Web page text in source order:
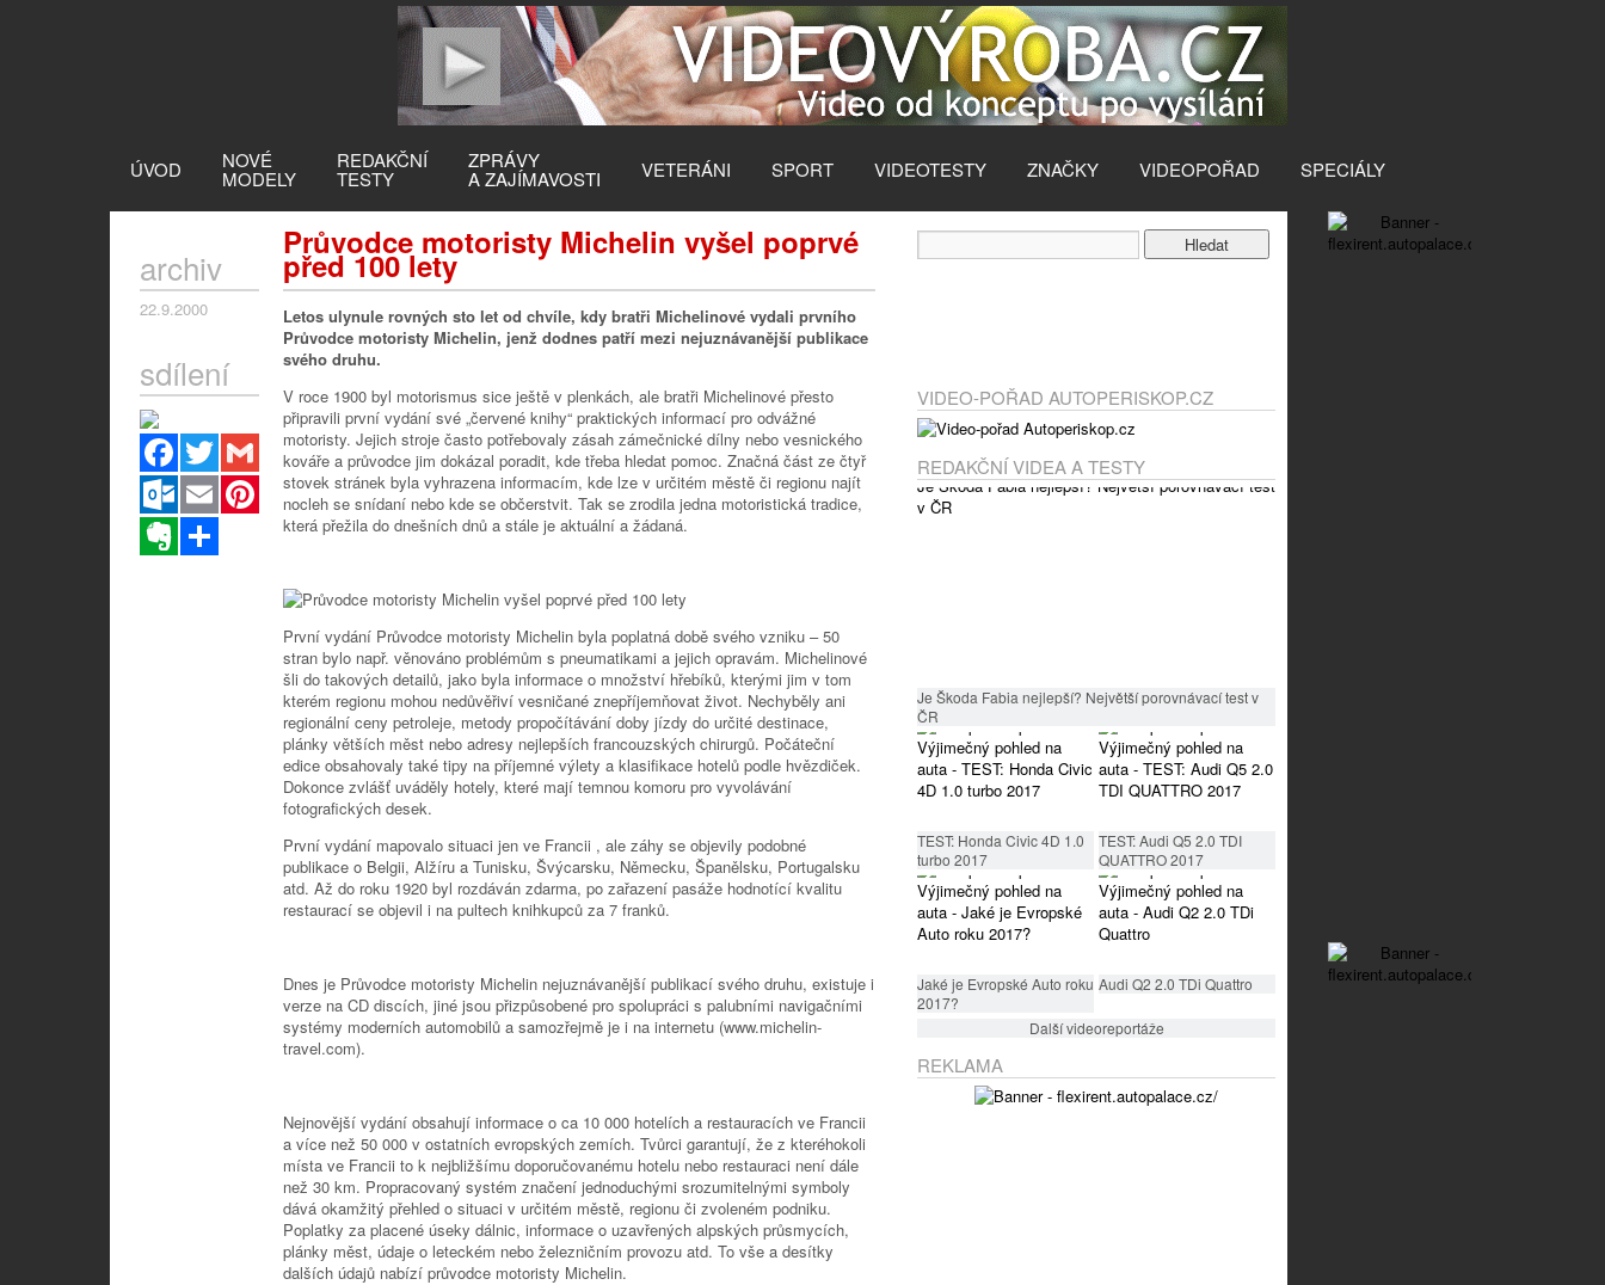
ÚVOD NOVÉ
MODELY
REDAKČNÍ
TESTY
ZPRÁVY
A ZAJÍMAVOSTI VETERÁNI SPORT VIDEOTESTY ZNAČKY VIDEOPOŘAD SPECIÁLY
Průvodce motoristy Michelin vyšel poprvé
před 100 lety
archiv
22.9.2000
sdílení
Facebook
Twitter
Gmail
Outlook.com
Email
Pinterest
Evernote
Letos ulynule rovných sto let od chvíle, kdy bratři Michelinové vydali prvního
Průvodce motoristy Michelin, jenž dodnes patří mezi nejuznávanější publikace
svého druhu.
V roce 1900 byl motorismus sice ještě v plenkách, ale bratři Michelinové přesto
připravili první vydání své „červené knihy“ praktických informací pro odvážné
motoristy. Jejich stroje často potřebovaly zásah zámečnické dílny nebo vesnického
kováře a průvodce jim dokázal poradit, kde třeba hledat pomoc. Značná část ze čtyř
stovek stránek byla vyhrazena informacím, kde lze v určitém městě či regionu najít
nocleh se snídaní nebo kde se občerstvit. Tak se zrodila jedna motoristická tradice,
která přežila do dnešních dnů a stále je aktuální a žádaná.
První vydání Průvodce motoristy Michelin byla poplatná době svého vzniku – 50
stran bylo např. věnováno problémům s pneumatikami a jejich opravám. Michelinové
šli do takových detailů, jako byla informace o množství hřebíků, kterými jim v tom
kterém regionu mohou nedůvěřiví vesničané znepříjemňovat život. Nechyběly ani
regionální ceny petroleje, metody propočítávání doby jízdy do určité destinace,
plánky větších měst nebo adresy nejlepších francouzských chirurgů. Počáteční
edice obsahovaly také tipy na příjemné výlety a klasifikace hotelů podle hvězdiček.
Dokonce zvlášť uváděly hotely, které mají temnou komoru pro vyvolávání
fotografických desek.
První vydání mapovalo situaci jen ve Francii , ale záhy se objevily podobné
publikace o Belgii, Alžíru a Tunisku, Švýcarsku, Německu, Španělsku, Portugalsku
atd. Až do roku 1920 byl rozdáván zdarma, po zařazení pasáže hodnotící kvalitu
restaurací se objevil i na pultech knihkupců za 7 franků.
Dnes je Průvodce motoristy Michelin nejuznávanější publikací svého druhu, existuje i
verze na CD discích, jiné jsou přizpůsobené pro spolupráci s palubními navigačními
systémy moderních automobilů a samozřejmě je i na internetu (www.michelin-
travel.com).
Nejnovější vydání obsahují informace o ca 10 000 hotelích a restauracích ve Francii
a více než 50 000 v ostatních evropských zemích. Tvůrci garantují, že z kteréhokoli
místa ve Francii to k nejbližšímu doporučovanému hotelu nebo restauraci není dále
než 30 km. Propracovaný systém značení jednoduchými srozumitelnými symboly
dává okamžitý přehled o situaci v určitém městě, regionu či zvoleném podniku.
Poplatky za placené úseky dálnic, informace o uzavřených alpských průsmycích,
plánky měst, údaje o leteckém nebo železničním provozu atd. To vše a desítky
dalších údajů nabízí průvodce motoristy Michelin.
VIDEO-POŘAD AUTOPERISKOP.CZ
REDAKČNÍ VIDEA A TESTY
Je Škoda Fabia nejlepší? Největší porovnávací test v
ČR
TEST: Honda Civic 4D 1.0
turbo 2017
TEST: Audi Q5 2.0 TDI
QUATTRO 2017
Jaké je Evropské Auto roku
2017?
Audi Q2 2.0 TDi Quattro
Další videoreportáže
REKLAMA